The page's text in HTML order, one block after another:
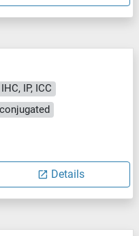
IP, ICC
Details